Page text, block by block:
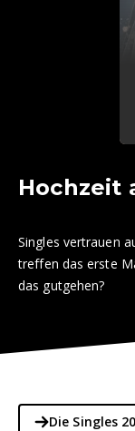
Hochzeit
Singles vertrauen
treffen das erste
das gutgehen?
Die Singles